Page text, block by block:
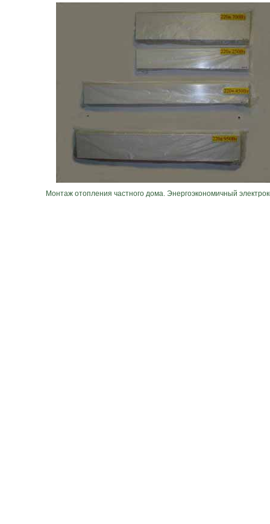
Монтаж отопления частного дома. Энергоэкономичный